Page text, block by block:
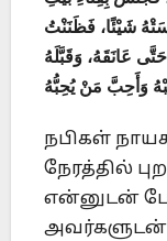
شَيْئًا، فَظَنَنْتُ
عَانَقَهُ، وَقَبَّلَهُ
وَأَحِبَّ مَنْ يُحِبُّهُ
நபிகள்
நேரத்தில்
என்னுடன்
அவர்களுடன்